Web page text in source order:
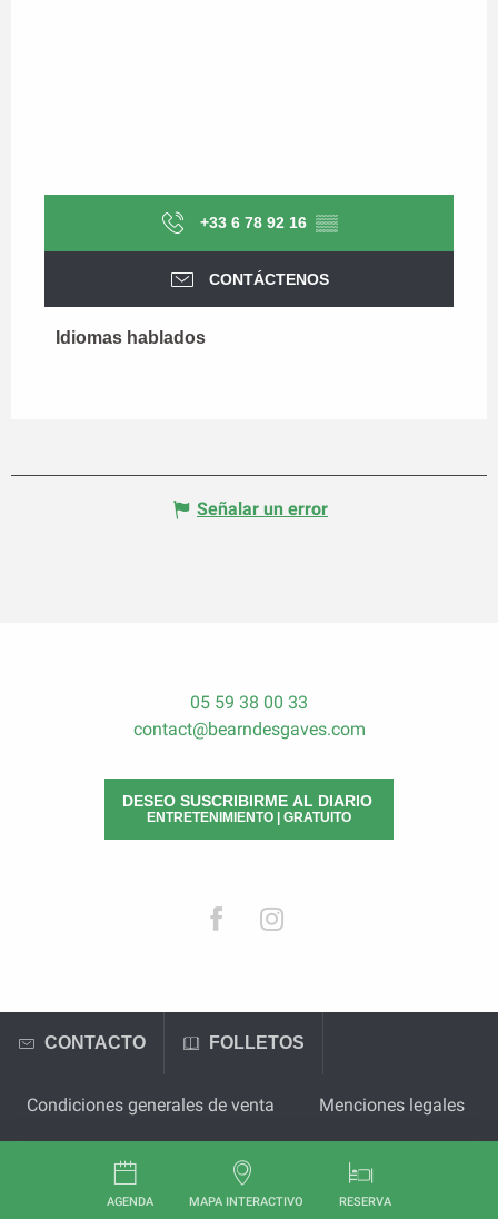
AGENDA MAPA INTERACTIVO RESERVA
+33 6 78 92 16 ▒▒
CONTÁCTENOS
Idiomas hablados
Idiomas hablados
Señalar un error
05 59 38 00 33
contact@bearndesgaves.com
DESEO SUSCRIBIRME AL DIARIO
ENTRETENIMIENTO | GRATUITO
CONTACTO FOLLETOS
Condiciones generales de venta Menciones legales